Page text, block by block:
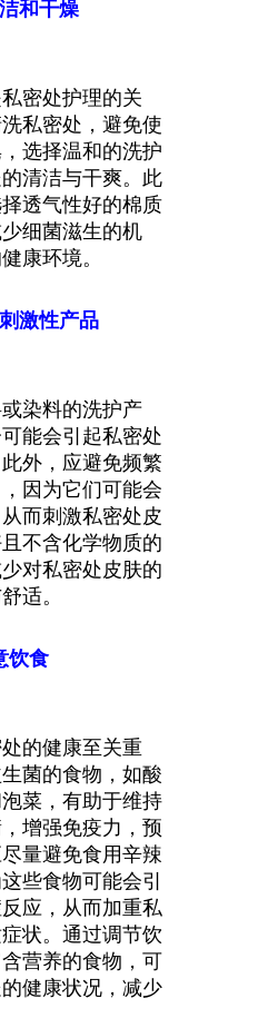
和干燥
密处护理的关
私密处，避免使
选择温和的洗护
清洁与干爽。此
透气性好的棉质
细菌滋生的机
康环境。
激性产品
染料的洗护产
能会引起私密处
外，应避免频繁
因为它们可能会
而刺激私密处皮
不含化学物质的
对私密处皮肤的
适。
饮食
的健康至关重
菌的食物，如酸
菜，有助于维持
增强免疫力，预
量避免食用辛辣
些食物可能会引
应，从而加重私
状。通过调节饮
营养的食物，可
健康状况，减少